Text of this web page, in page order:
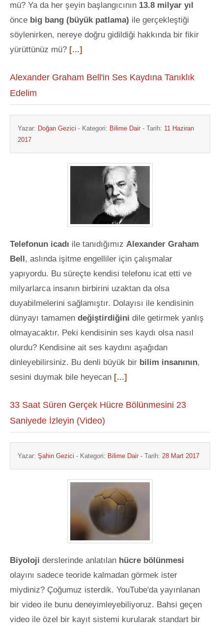
mü? Ya da her şeyin başlangıcının 13.8 milyar yıl
önce big bang (büyük patlama) ile gerçekleştiği
söylenirken, nereye doğru gidildiği hakkında bir fikir
yürüttünüz mü? [...]
Alexander Graham Bell'in Ses Kaydına Tanıklık
Edelim
Yazar: Doğan Gezici - Kategori: Bilime Dair - Tarih: 11 Haziran
2017
Telefonun icadı ile tanıdığımız Alexander Graham
Bell, aslında işitme engelliler için çalışmalar
yapıyordu. Bu süreçte kendisi telefonu icat etti ve
milyarlarca insanın birbirini uzaktan da olsa
duyabilmelerini sağlamıştır. Dolayısı ile kendisinin
dünyayı tamamen değiştirdiğini dile getirmek yanlış
olmayacaktır. Peki kendisinin ses kaydı olsa nasıl
olurdu? Kendisine ait ses kaydını aşağıdan
dinleyebilirsiniz. Bu denli büyük bir bilim insanının,
sesini duymak bile heyecan [...]
33 Saat Süren Gerçek Hücre Bölünmesini 23
Saniyede İzleyin (Video)
Yazar: Şahin Gezici - Kategori: Bilime Dair - Tarih: 28 Mart 2017
Biyoloji derslerinde anlatılan hücre bölünmesi
olayını sadece teoride kalmadan görmek ister
miydiniz? Çoğumuz isterdik. YouTube'da yayınlanan
bir video ile bunu deneyimleyebiliyoruz. Bahsi geçen
video ile özel bir kayıt sistemi kurularak standart bir